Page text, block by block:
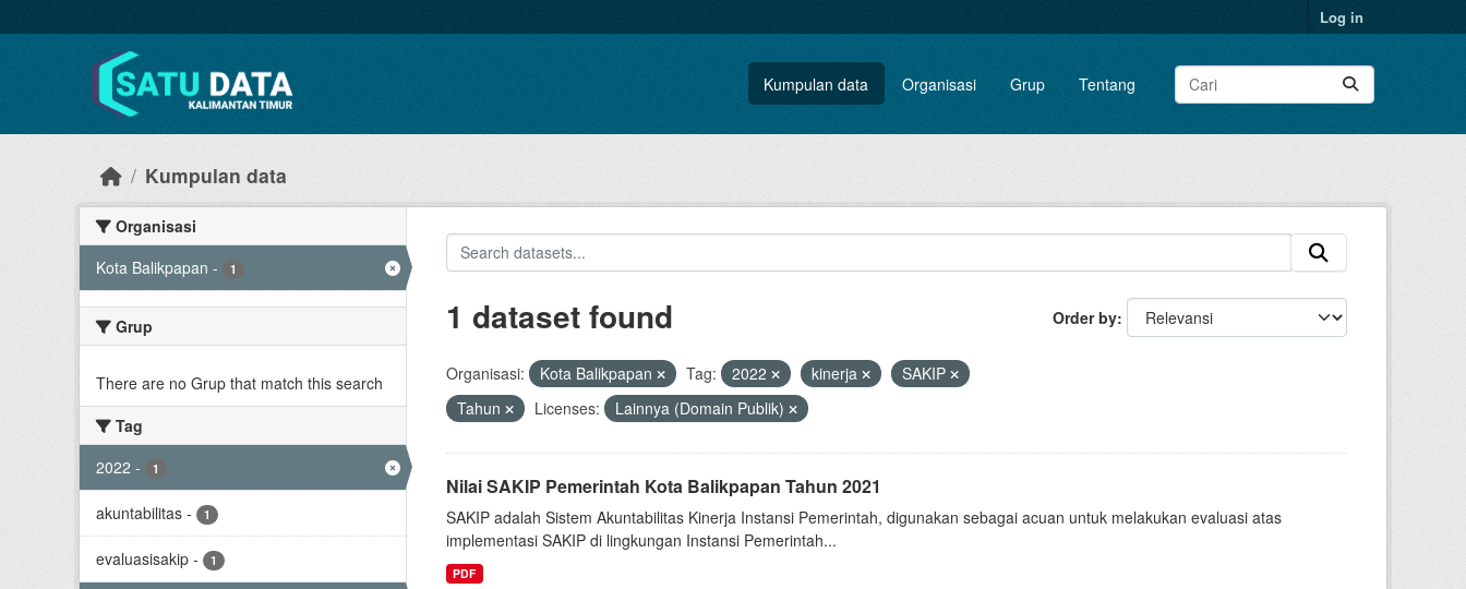
Log in
Kumpulan data Organisasi Grup Tentang
Kumpulan data
Organisasi
Kota Balikpapan - 1
Grup
There are no Grup that match this search
Tag
2022 - 1
akuntabilitas - 1
evaluasisakip - 1
Order by
1 dataset found
Organisasi: Kota Balikpapan Tag: 2022 kinerja
SAKIP
Tahun
Licenses: Lainnya (Domain Publik)
Nilai SAKIP Pemerintah Kota Balikpapan Tahun 2021
SAKIP adalah Sistem Akuntabilitas Kinerja Instansi Pemerintah, digunakan sebagai acuan untuk melakukan evaluasi atas
implementasi SAKIP di lingkungan Instansi Pemerintah...
PDF